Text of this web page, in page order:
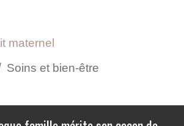
maternel
Soins et bien-être